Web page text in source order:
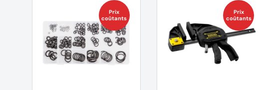
Prix
coûtants
Prix
coûtants